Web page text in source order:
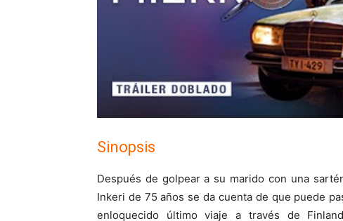
Sinopsis
Después de golpear a su marido con una
Inkeri de 75 años se da cuenta de que puede
enloquecido último viaje a través de